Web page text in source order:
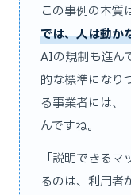
この事例の本質
では、人は動か
AIの規制も進ん
的な標準になり
る事業者には、
んですね。
「説明できる
るのは、利用者